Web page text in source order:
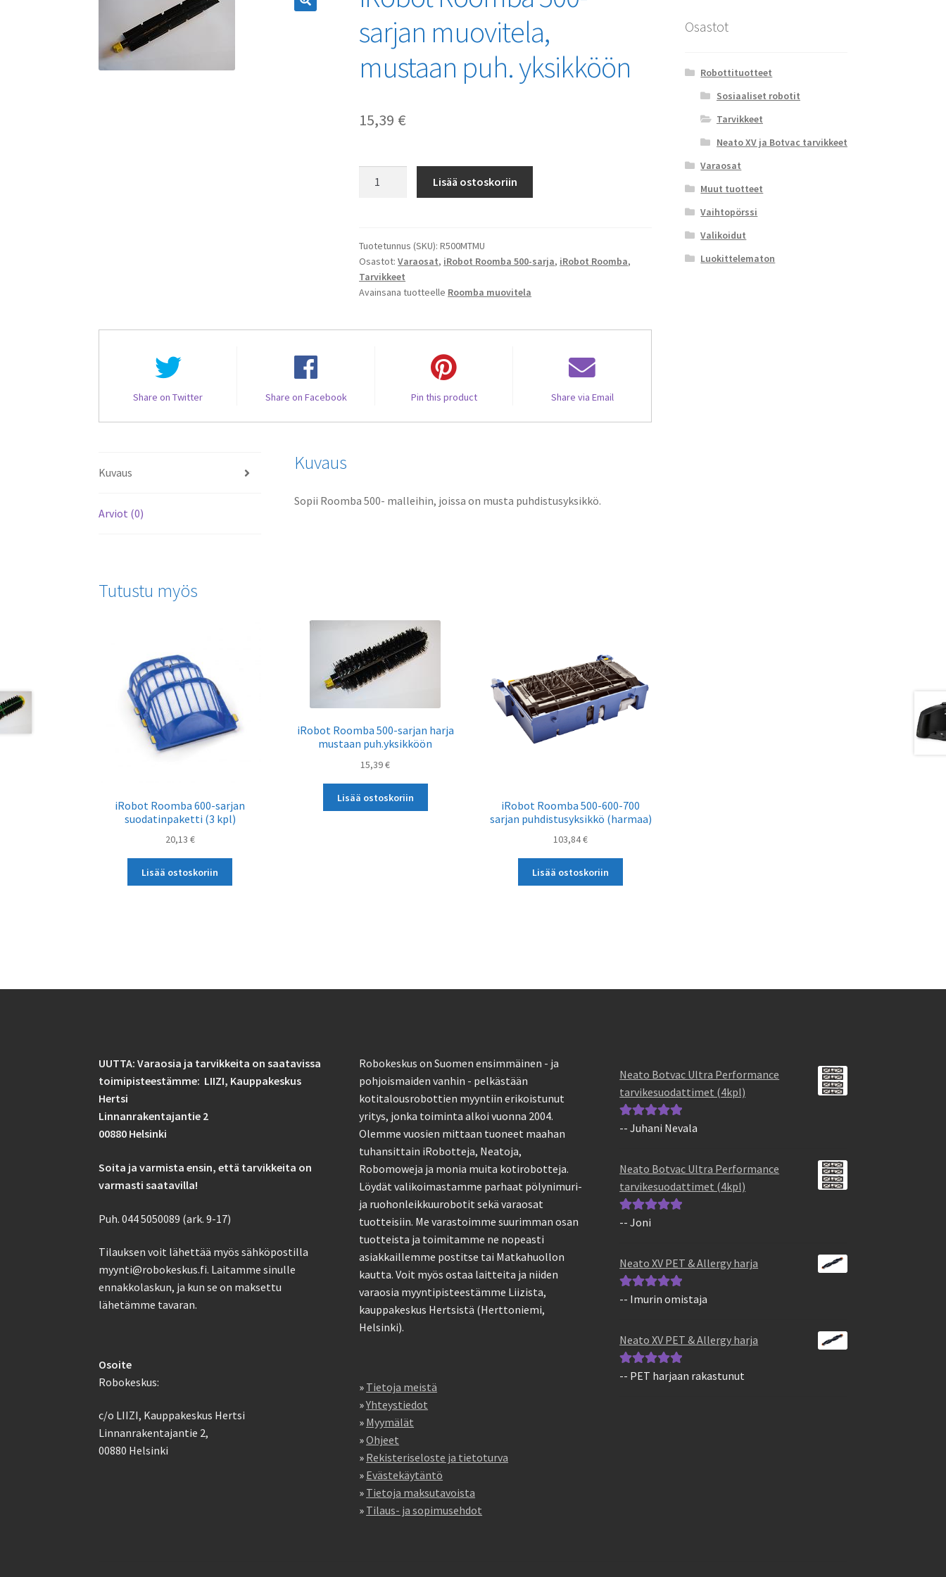
sarjan muovitela,
mustaan puh. yksikköön
15,39 €
muovitela,
mustaan
puh.
yksikköön
Lisää ostoskoriin
Tuotetunnus (SKU):R500MTMU
Osastot:Varaosat, iRobot Roomba 500-sarja, iRobot Roomba,
Tarvikkeet
Avainsana tuotteelle Roomba muovitela
Share on Twitter Share on Facebook Pin this product Share via Email
Kuvaus
Arviot (0)
Kuvaus
Sopii Roomba 500- malleihin, joissa on musta puhdistusyksikkö.
Tutustu myös
iRobot Roomba 600-sarjan
suodatinpaketti (3 kpl)
20,13 €
Lisää ostoskoriin
iRobot Roomba 500-sarjan harja
mustaan puh.yksikköön
15,39€
Lisää ostoskoriin
iRobot Roomba 500-600-700
sarjan puhdistusyksikkö (harmaa)
103,84€
Lisää ostoskoriin
Osastot
Robottituotteet
Sosiaaliset robotit
Tarvikkeet
Neato XV ja Botvac tarvikkeet
Varaosat
Muut tuotteet
Vaihtopörssi
Valikoidut
Luokittelematon
UUTTA: Varaosia ja tarvikkeita on saatavissa
toimipisteestämme: LIIZI, Kauppakeskus
Hertsi
Linnanrakentajantie 2
00880 Helsinki
Soita ja varmista ensin, että tarvikkeita on
varmasti saatavilla!
Puh. 044 5050089 (ark. 9-17)
Tilauksen voit lähettää myös sähköpostilla
myynti@robokeskus.fi. Laitamme sinulle
ennakkolaskun, ja kun se on maksettu
lähetämme tavaran.
Osoite
Robokeskus:
c/o LIIZI, Kauppakeskus Hertsi
Linnanrakentajantie 2,
00880 Helsinki
Robokeskus on Suomen ensimmäinen - ja
pohjoismaiden vanhin - pelkästään
kotitalousrobottien myyntiin erikoistunut
yritys, jonka toiminta alkoi vuonna 2004.
Olemme vuosien mittaan tuoneet maahan
tuhansittain iRobotteja, Neatoja,
Robomoweja ja monia muita kotirobotteja.
Löydät valikoimastamme parhaat pölynimuri-
ja ruohonleikkuurobotit sekä varaosat
tuotteisiin. Me varastoimme suurimman osan
tuotteista ja toimitamme ne nopeasti
asiakkaillemme postitse tai Matkahuollon
kautta. Voit myös ostaa laitteita ja niiden
varaosia myyntipisteestämme Liizista,
kauppakeskus Hertsistä (Herttoniemi,
Helsinki).
» Tietoja meistä
»Yhteystiedot
» Myymälät
»Ohjeet
» Rekisteriseloste ja tietoturva
» Evästekäytäntö
» Tietoja maksutavoista
» Tilaus- ja sopimusehdot
Neato Botvac Ultra Performance
tarvikesuodattimet (4kpl)
Arvostelu
-- Juhani Nevala
Neato Botvac Ultra Performance
tarvikesuodattimet (4kpl)
Arvostelu
-- Joni
Neato XV PET & Allergy harja
Arvostelu
-- Imurin omistaja
Neato XV PET & Allergy harja
Arvostelu
-- PET harjaan rakastunut